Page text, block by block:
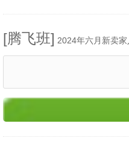
[腾飞班] 2024年六月新卖